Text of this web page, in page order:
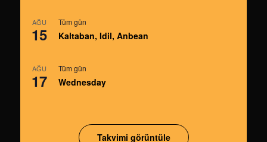
AĞU
15
Tüm gün
Kaltaban, Idil, Anbean
AĞU
17
Tüm gün
Wednesday
Takvimi görüntüle